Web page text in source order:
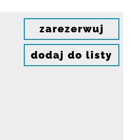
zarezerwuj
dodaj do listy